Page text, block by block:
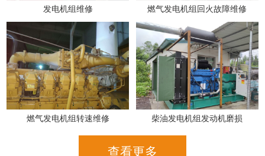
发电机组维修 燃气发电机组回火故障维修
燃气发电机组转速维修 柴油发电机组发动机磨损
查看更多